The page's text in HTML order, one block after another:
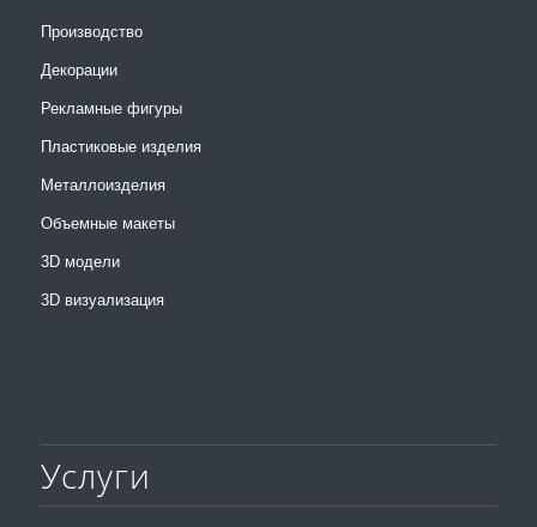
Производство
Декорации
Рекламные фигуры
Пластиковые изделия
Металлоизделия
Объемные макеты
3D модели
3D визуализация
Услуги